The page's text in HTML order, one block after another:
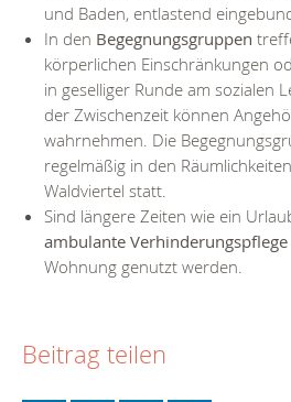
und Baden, entlastend
In den Begegnungsgruppen
körperlichen Einschränkungen
in geselliger Runde am sozialen
der Zwischenzeit können
wahrnehmen. Die
regelmäßig in den
Waldviertel statt.
Sind längere Zeiten wie ein
ambulante Verhinderungspflege
Wohnung genutzt werden.
Beitrag teilen